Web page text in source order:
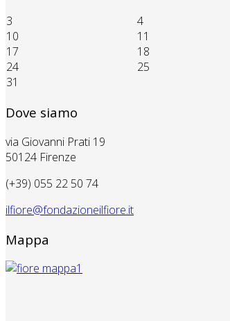
3
4
10
11
17
18
24
25
31
Dove siamo
via Giovanni Prati 19
50124 Firenze
(+39) 055 22 50 74
ilfiore@fondazioneilfiore.it
Mappa